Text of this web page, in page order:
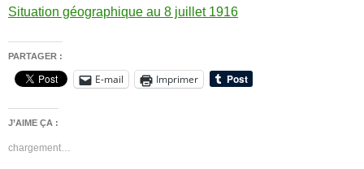
Situation géographique au 8 juillet 1916
PARTAGER :
E-mail Imprimer
J’AIME ÇA :
chargement…